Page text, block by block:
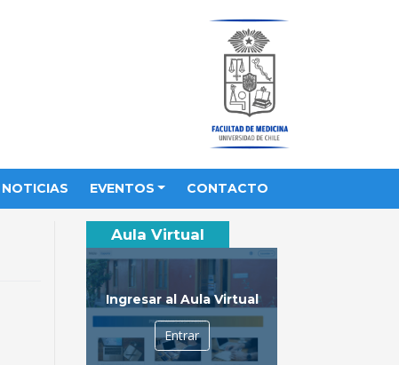
NOTICIAS EVENTOS CONTACTO
Aula Virtual
Ingresar al Aula Virtual
Entrar